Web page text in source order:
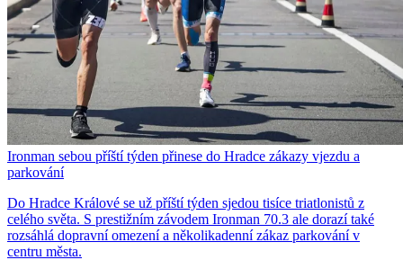
Ironman sebou příští týden přinese do Hradce zákazy vjezdu a
parkování
Do Hradce Králové se už příští týden sjedou tisíce triatlonistů z
celého světa. S prestižním závodem Ironman 70.3 ale dorazí také
rozsáhlá dopravní omezení a několikadenní zákaz parkování v
centru města.